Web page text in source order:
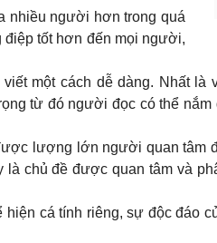
nhiều người hơn trong quá
điệp tốt hơn đến mọi người,
một cách dễ dàng. Nhất là
từ đó người đọc có thể
lượng lớn người quan tâm
chủ đề được quan tâm và
cá tính riêng, sự độc đáo